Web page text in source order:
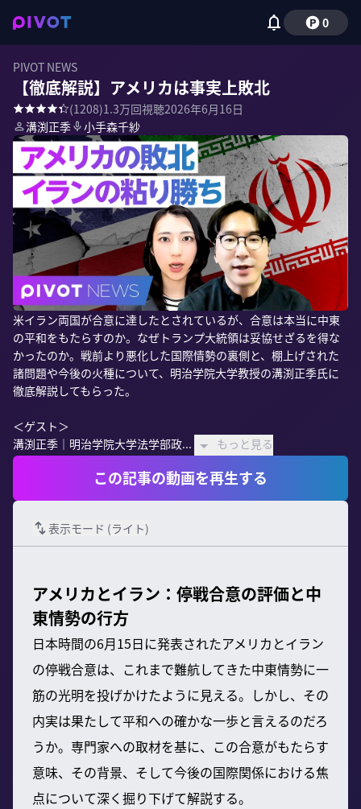
0
PIVOT NEWS
【徹底解説】アメリカは事実上敗北
(1208)1.3万回視聴2026年6月16日
溝渕正季
小手森千紗
米イラン両国が合意に達したとされているが、合意は本当に中東
の平和をもたらすのか。なぜトランプ大統領は妥協せざるを得な
かったのか。戦前より悪化した国際情勢の裏側と、棚上げされた
諸問題や今後の火種について、明治学院大学教授の溝渕正季氏に
徹底解説してもらった。
＜ゲスト＞
溝渕正季｜明治学院大学法学部政...
もっと見る
この記事の動画を再生する
表示モード (ライト)
アメリカとイラン：停戦合意の評価と中
東情勢の行方
日本時間の6月15日に発表されたアメリカとイラン
の停戦合意は、これまで難航してきた中東情勢に一
筋の光明を投げかけたように見える。しかし、その
内実は果たして平和への確かな一歩と言えるのだろ
うか。専門家への取材を基に、この合意がもたらす
意味、その背景、そして今後の国際関係における焦
点について深く掘り下げて解説する。